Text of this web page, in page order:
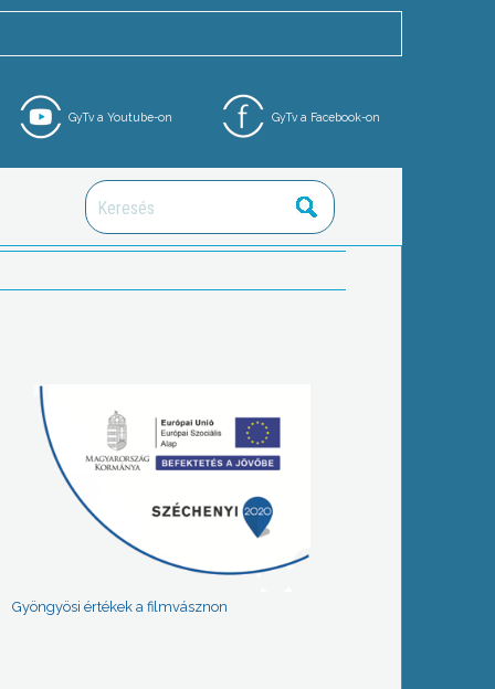
GyTv a Facebook-on
GyTv a Youtube-on
Gyöngyösi értékek a filmvásznon